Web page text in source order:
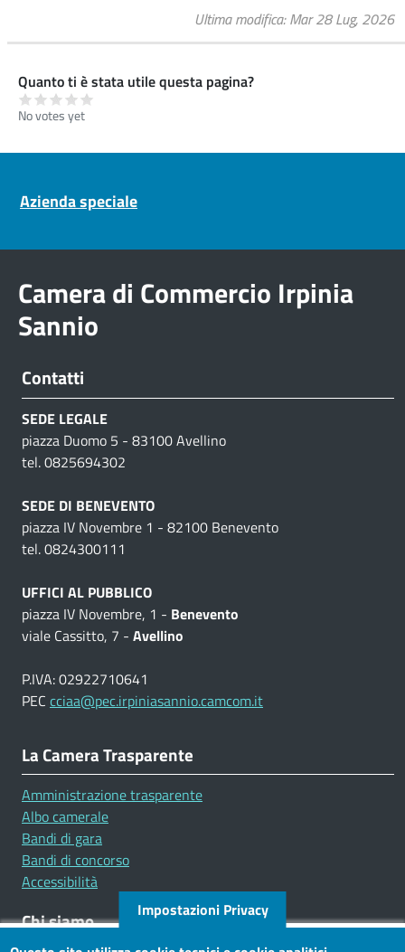
Ultima modifica Mar 28 Lug, 2026
Quanto ti è stata utile questa pagina?
No votes yet
Azienda speciale
Camera di Commercio Irpinia
Sannio
Contatti
SEDE LEGALE
piazza Duomo 5 - 83100 Avellino
tel. 0825694302
SEDE DI BENEVENTO
piazza IV Novembre 1 - 82100 Benevento
tel. 0824300111
UFFICI AL PUBBLICO
piazza IV Novembre, 1 - Benevento
viale Cassitto, 7 - Avellino
P.IVA: 02922710641
PEC cciaa@pec.irpiniasannio.camcom.it
La Camera Trasparente
Amministrazione trasparente
Albo camerale
Bandi di gara
Bandi di concorso
Accessibilità
Chi siamo
Impostazioni Privacy